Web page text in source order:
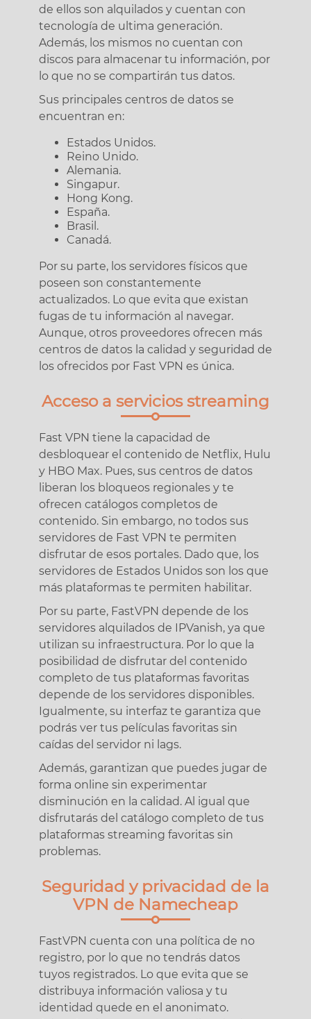
de ellos son alquilados y cuentan con
tecnología de ultima generación.
Además, los mismos no cuentan con
discos para almacenar tu información, por
lo que no se compartirán tus datos.
Sus principales centros de datos se
encuentran en:
Estados Unidos.
Reino Unido.
Alemania.
Singapur.
Hong Kong.
España.
Brasil.
Canadá.
Por su parte, los servidores físicos que
poseen son constantemente
actualizados. Lo que evita que existan
fugas de tu información al navegar.
Aunque, otros proveedores ofrecen más
centros de datos la calidad y seguridad de
los ofrecidos por Fast VPN es única.
Acceso a servicios streaming
Fast VPN tiene la capacidad de
desbloquear el contenido de Netflix, Hulu
y HBO Max. Pues, sus centros de datos
liberan los bloqueos regionales y te
ofrecen catálogos completos de
contenido. Sin embargo, no todos sus
servidores de Fast VPN te permiten
disfrutar de esos portales. Dado que, los
servidores de Estados Unidos son los que
más plataformas te permiten habilitar.
Por su parte, FastVPN depende de los
servidores alquilados de IPVanish, ya que
utilizan su infraestructura. Por lo que la
posibilidad de disfrutar del contenido
completo de tus plataformas favoritas
depende de los servidores disponibles.
Igualmente, su interfaz te garantiza que
podrás ver tus películas favoritas sin
caídas del servidor ni lags.
Además, garantizan que puedes jugar de
forma online sin experimentar
disminución en la calidad. Al igual que
disfrutarás del catálogo completo de tus
plataformas streaming favoritas sin
problemas.
Seguridad y privacidad de la
VPN de Namecheap
FastVPN cuenta con una política de no
registro, por lo que no tendrás datos
tuyos registrados. Lo que evita que se
distribuya información valiosa y tu
identidad quede en el anonimato.